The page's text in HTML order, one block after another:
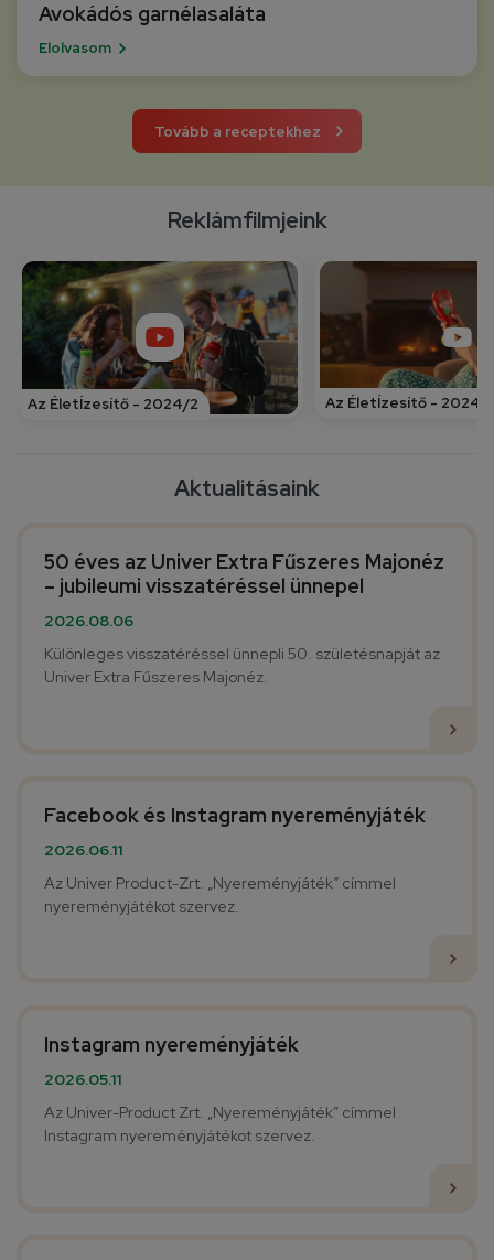
Avokádós garnélasaláta
Elolvasom
Tovább a receptekhez
Reklámfilmjeink
Az ÉletÍzesítő - 2024/2 Az ÉletÍzesítő - 2024/
Aktualitásaink
50 éves az Univer Extra Fűszeres Majonéz
– jubileumi visszatéréssel ünnepel
2026.08.06
Különleges visszatéréssel ünnepli 50. születésnapját az
Univer Extra Fűszeres Majonéz.
Facebook és Instagram nyereményjáték
2026.06.11
Az Univer Product-Zrt. „Nyereményjáték” címmel
nyereményjátékot szervez.
Instagram nyereményjáték
2026.05.11
Az Univer-Product Zrt. „Nyereményjáték” címmel
Instagram nyereményjátékot szervez.